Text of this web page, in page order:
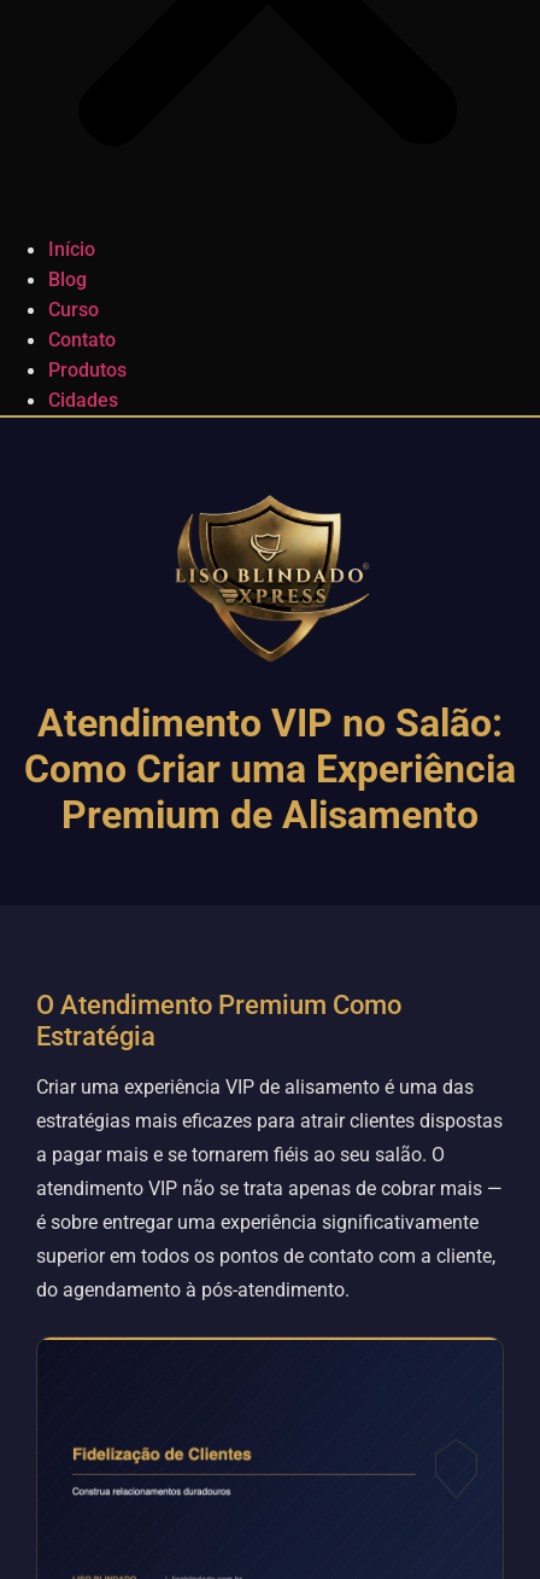
Início
Blog
Curso
Contato
Produtos
Cidades
Atendimento VIP no Salão:
Como Criar uma Experiência
Premium de Alisamento
O Atendimento Premium Como
Estratégia
Criar uma experiência VIP de alisamento é uma das
estratégias mais eficazes para atrair clientes dispostas
a pagar mais e se tornarem fiéis ao seu salão. O
atendimento VIP não se trata apenas de cobrar mais —
é sobre entregar uma experiência significativamente
superior em todos os pontos de contato com a cliente,
do agendamento à pós-atendimento.